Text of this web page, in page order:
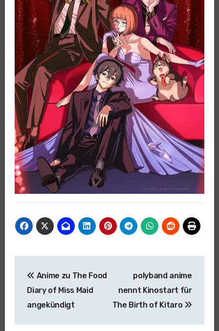
Anime zu The Food
Diary of Miss Maid
angekündigt
polyband anime
nennt Kinostart für
The Birth of Kitaro